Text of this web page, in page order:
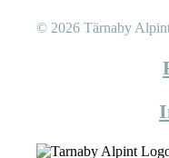
© 2026 Tärnaby